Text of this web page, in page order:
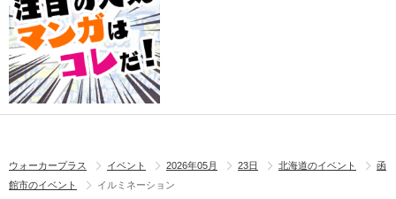
ウォーカープラス イベント 2026年05月 23日 北海道のイベント
函
館市のイベント
イルミネーション